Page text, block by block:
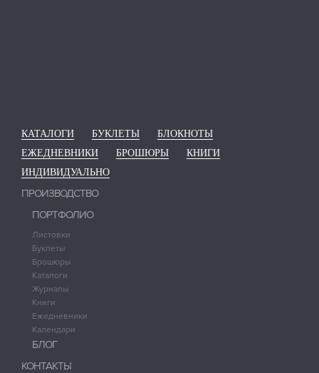
КАТАЛОГИ БУКЛЕТЫ
БЛОКНОТЫ
ЕЖЕДНЕВНИКИ
БРОШЮРЫ
КНИГИ
ИНДИВИДУАЛЬНО
ПРОИЗВОДСТВО
ПОРТФОЛИО
Листовки
Буклеты
Брошюры
Каталоги
Журналы
Книги
Ежедневники
Календари
БЛОГ
КОНТАКТЫ